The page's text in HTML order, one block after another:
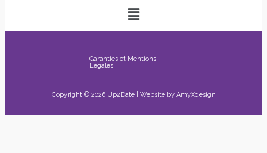
Garanties et Mentions
Légales
Copyright © 2026 Up2Date | Website by AmyXdesign